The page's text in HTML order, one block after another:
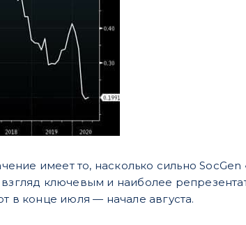
имеет то, насколько сильно SocGen
ключевым и наиболее
в конце июля — начале августа.